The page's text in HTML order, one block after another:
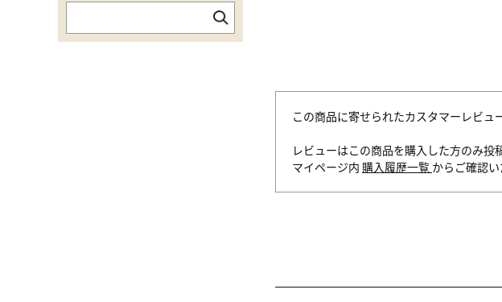
この商品に寄せられたカスタマーレビュ
レビューはこの商品を購入した方のみ投
マイページ内 購入履歴一覧 からご確認い